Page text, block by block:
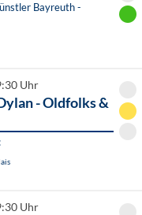
Bayreuth -
Uhr
- Oldfolks &
Uhr